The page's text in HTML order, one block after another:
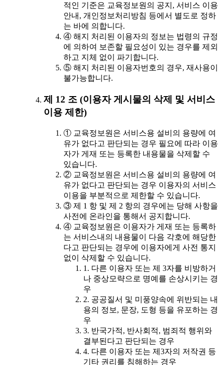
적인 기준은 교육정보원의 공지, 서비스 이용
안내, 개인정보처리방침 등에서 별도로 정하
는 바에 의합니다.
④ 해지 처리된 이용자의 정보는 법령의 규정
에 의하여 보존할 필요성이 있는 경우를 제외
하고 지체 없이 파기합니다.
⑤ 해지 처리된 이용자번호의 경우, 재사용이
불가능합니다.
제 12 조 (이용자 게시물의 삭제 및 서비스
이용 제한)
① 교육정보원은 서비스용 설비의 용량에 여
유가 없다고 판단되는 경우 필요에 따라 이용
자가 게재 또는 등록한 내용물을 삭제할 수
있습니다.
② 교육정보원은 서비스용 설비의 용량에 여
유가 없다고 판단되는 경우 이용자의 서비스
이용을 부분적으로 제한할 수 있습니다.
③ 제 1 항 및 제 2 항의 경우에는 당해 사항을
사전에 온라인을 통해서 공지합니다.
④ 교육정보원은 이용자가 게재 또는 등록하
는 서비스내의 내용물이 다음 각호에 해당한
다고 판단되는 경우에 이용자에게 사전 통지
없이 삭제할 수 있습니다.
1. 다른 이용자 또는 제 3자를 비방하거
나 중상모략으로 명예를 손상시키는 경
우
2. 공공질서 및 미풍양속에 위반되는 내
용의 정보, 문장, 도형 등을 유포하는 경
우
3. 반국가적, 반사회적, 범죄적 행위와
결부된다고 판단되는 경우
4. 다른 이용자 또는 제3자의 저작권 등
기타 권리를 침해하는 경우